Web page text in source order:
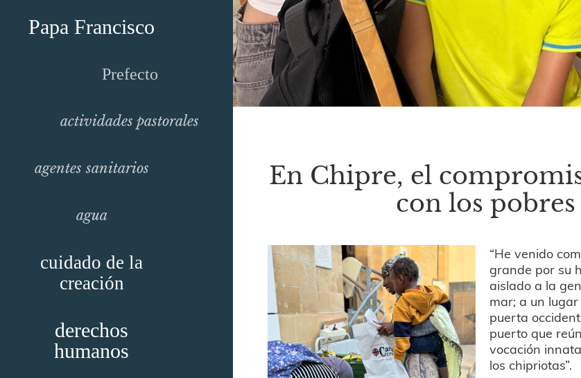
Papa Francisco
Prefecto
actividades pastorales
agentes sanitarios
agua
cuidado de la
creación
derechos
humanos
En Chipre, el
con los
“He venido
grande por su
aislado a la
mar; a un
puerta
puerto que
vocación
los chipriotas”.